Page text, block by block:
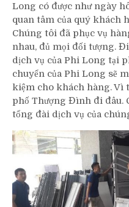
Long có được như ngày
quan tâm của quý khách
Chúng tôi đã phục vụ
nhau, đủ mọi đối tượng.
dịch vụ của Phi Long tại
chuyển của Phi Long sẽ
kiệm cho khách hàng. Vì
phố Thượng Đình đi đâu.
tổng đài dịch vụ của